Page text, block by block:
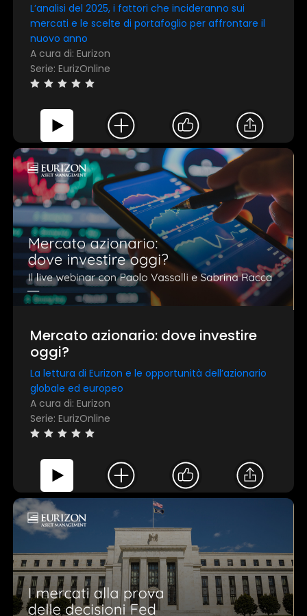
L’analisi del 2025, i fattori che incideranno sui
mercati e le scelte di portafoglio per affrontare il
nuovo anno
A cura di: Eurizon
Serie: EurizOnline
Mercato azionario: dove investire
oggi?
La lettura di Eurizon e le opportunità dell’azionario
globale ed europeo
A cura di: Eurizon
Serie: EurizOnline